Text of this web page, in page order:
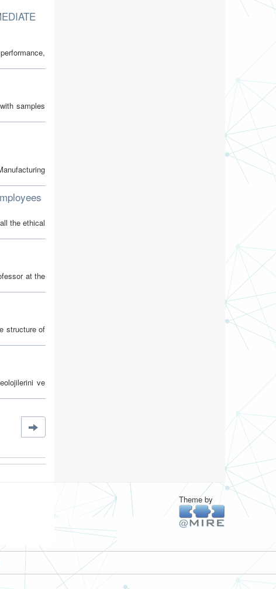
samples
the ethical
at the
structure of
ve
Theme by